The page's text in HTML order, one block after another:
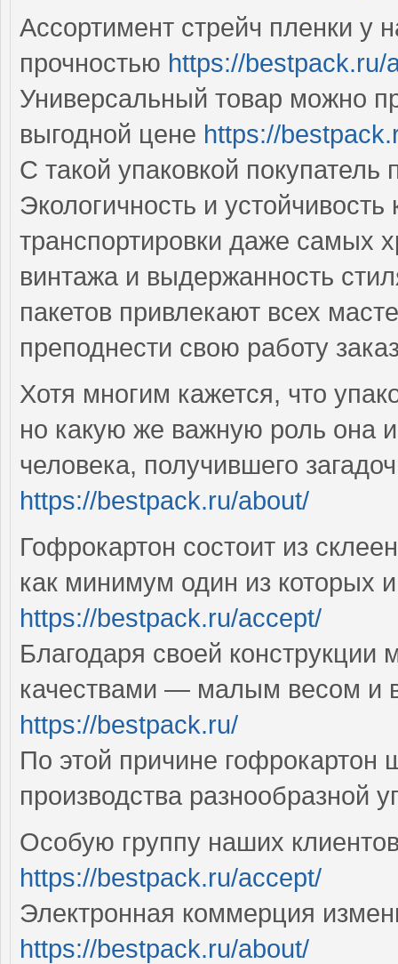
Ассортимент стрейч пленки у
прочностью https://bestpack.ru/
Универсальный товар можно
выгодной цене https://
С такой упаковкой
Экологичность и
транспортировки даже самых
винтажа и выдержанность
пакетов привлекают всех
преподнести свою работу
Хотя многим кажется, что
но какую же важную роль она
человека, получившего
https://bestpack.ru/about/
Гофрокартон состоит из
как минимум один из которых
https://bestpack.ru/accept/
Благодаря своей
качествами — малым весом и
https://bestpack.ru/
По этой причине гофрокартон
производства разнообразной
Особую группу наших
https://bestpack.ru/accept/
Электронная коммерция
https://bestpack.ru/about/